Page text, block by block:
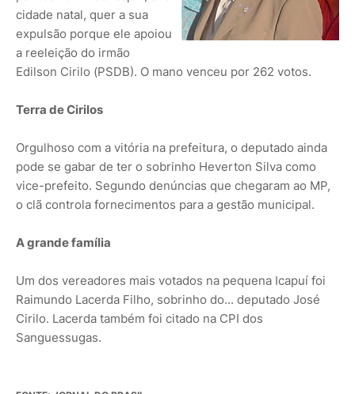
cidade natal, quer a sua
expulsão porque ele apoiou
a reeleição do irmão
Edilson Cirilo (PSDB). O mano venceu por 262 votos.
Terra de Cirilos
Orgulhoso com a vitória na prefeitura, o deputado ainda
pode se gabar de ter o sobrinho Heverton Silva como
vice-prefeito. Segundo denúncias que chegaram ao MP,
o clã controla fornecimentos para a gestão municipal.
A grande família
Um dos vereadores mais votados na pequena Icapuí foi
Raimundo Lacerda Filho, sobrinho do... deputado José
Cirilo. Lacerda também foi citado na CPI dos
Sanguessugas.